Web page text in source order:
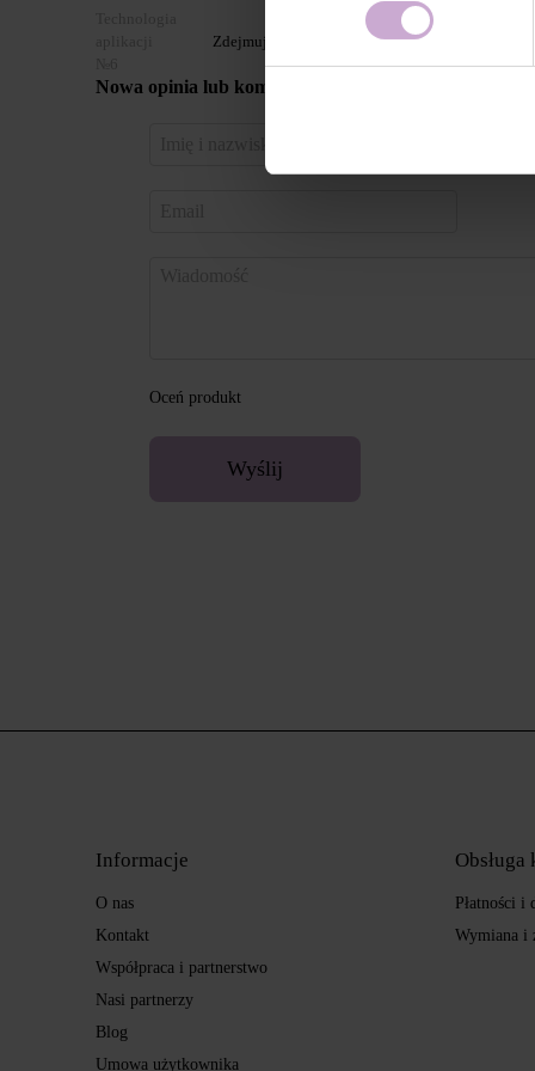
Zdejmujemy Color Gel Polish za pomocą Gel
Nowa opinia lub komentarz
Oceń produkt
Wyślij
Informacje
O nas
Kontakt
Współpraca i partnerstwo
Nasi partnerzy
Blog
Umowa użytkownika
Obsługa
Płatności i
Wymiana i